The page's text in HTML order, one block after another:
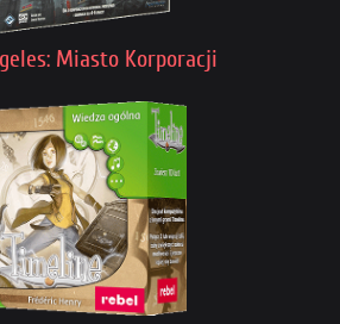
Miasto Korporacji